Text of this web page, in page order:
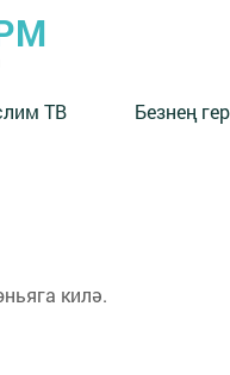
ТВ Безнең
килә.